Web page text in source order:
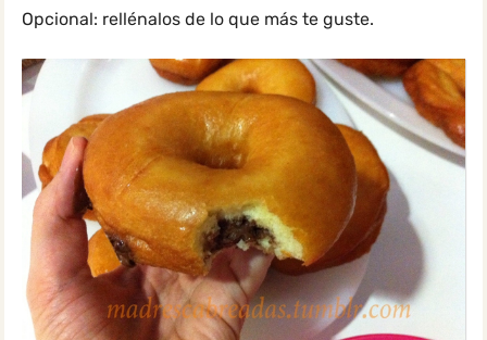
Opcional: rellénalos de lo que más te guste.